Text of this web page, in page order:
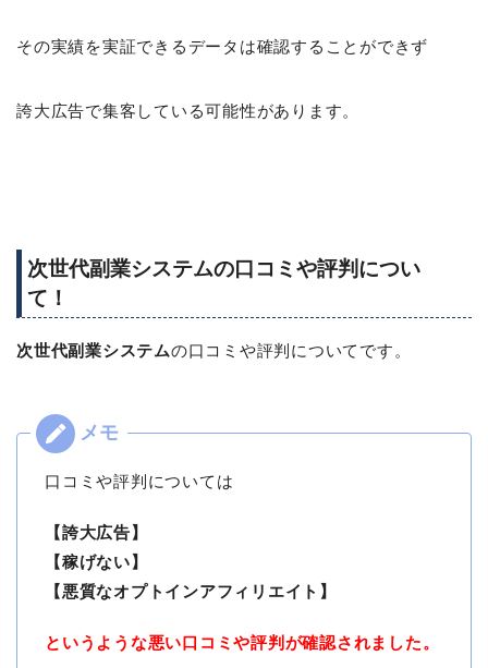
その実績を実証できるデータは確認することができず
誇大広告で集客している可能性があります。
次世代副業システムの口コミや評判につい
て！
次世代副業システムの口コミや評判についてです。
口コミや評判については
【誇大広告】
【稼げない】
【悪質なオプトインアフィリエイト】
というような悪い口コミや評判が確認されました。